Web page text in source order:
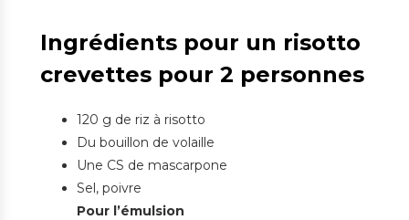
Ingrédients pour un risotto
crevettes pour 2 personnes
120 g de riz à risotto
Du bouillon de volaille
Une CS de mascarpone
Sel, poivre
Pour l’émulsion